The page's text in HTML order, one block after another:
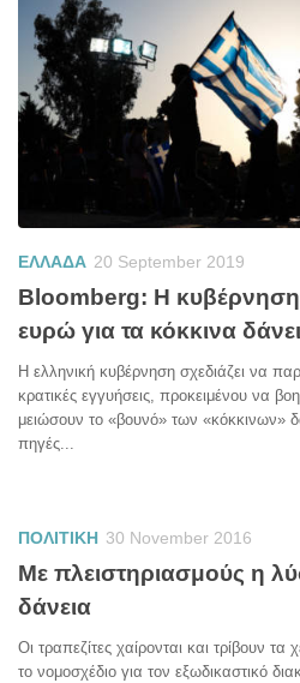
ΕΛΛΑΔΑ 20 September 2019
Bloomberg: Η κυβέρνηση
ευρώ για τα κόκκινα
Η ελληνική κυβέρνηση σχεδιάζει να
κρατικές εγγυήσεις, προκειμένου να
μειώσουν το «βουνό» των «κόκκινων»
πηγές...
ΠΟΛΙΤΙΚΗ 30 November 2016
Με πλειστηριασμούς η
δάνεια
Οι τραπεζίτες χαίρονται και τρίβουν
το νομοσχέδιο για τον εξωδικαστικό